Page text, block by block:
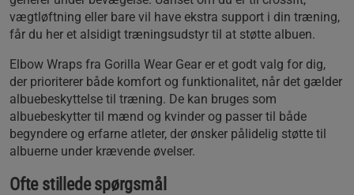
vægtløftning eller bare vil have ekstra support i din træning,
får du her et alsidigt træningsudstyr til at støtte albuen.
Elbow Wraps fra Gorilla Wear Gear er et godt valg for dig,
der prioriterer både komfort og funktionalitet, når det gælder
albuebeskyttelse til træning. De kan bruges som
albuebeskytter til mænd og kvinder og passer til både
begyndere og erfarne atleter, der ønsker pålidelig støtte til
albuerne under krævende øvelser.
Ofte stillede spørgsmål